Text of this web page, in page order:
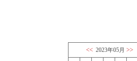
<< 2023年05月 >>